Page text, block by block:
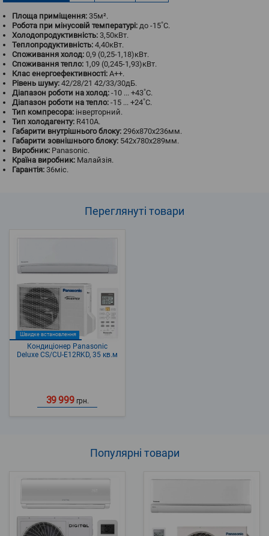
Площа приміщення: 35м².
Робота при мінусовій температурі: до -15˚С.
Холодопродуктивність: 3,50кВт.
Теплопродуктивність: 4,40кВт.
Споживання холод: 0,9 (0,25-1,18)кВт.
Споживання тепло: 1,09 (0,245-1,93)кВт.
Клас енергоефективності: A++.
Рівень шуму: 42/28/21 42/33/30дБ.
Діапазон роботи на холод: -10 ... +43˚С.
Діапазон роботи на тепло: -15 ... +24˚С.
Тип компресора: інверторний.
Тип холодагенту: R410A.
Габарити внутрішнього блоку: 296х870х236мм.
Габарити зовнішнього блоку: 542х780х289мм.
Виробник: Panasonic.
Країна виробник: Малайзія.
Гарантія: 36міс.
Переглянуті товари
Швидке встановлення
Кондиціонер Panasonic
Deluxe CS/CU-E12RKD, 35 кв.м
39 999 грн.
Популярні товари